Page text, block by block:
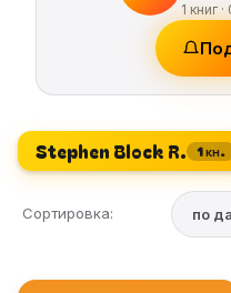
1 книг ·
Stephen Block R. 1 кн.
Сортировка: по